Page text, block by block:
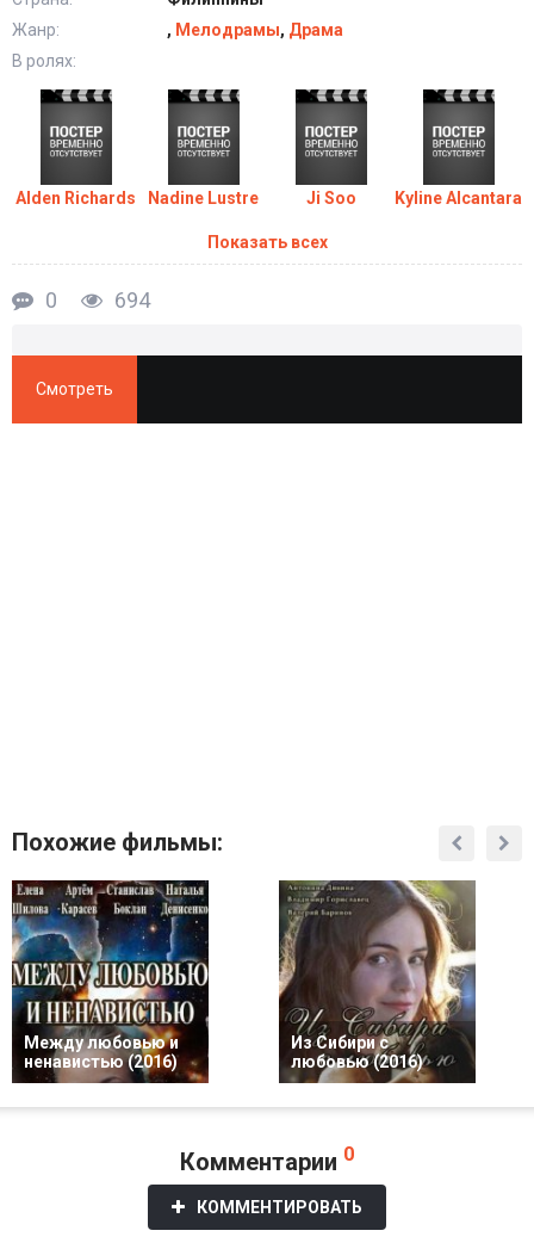
Сериал С любовью, Сиаргао (2026) все серии
подряд
Жанр:
, Мелодрамы, Драма
В ролях:
Alden Richards Nadine Lustre Ji Soo Kyline Alcantara
Показать всех
0 694
Смотреть
Похожие фильмы:
Между любовью и
ненавистью (2016)
Из Сибири с
любовью (2016)
Комментарии 0
КОММЕНТИРОВАТЬ